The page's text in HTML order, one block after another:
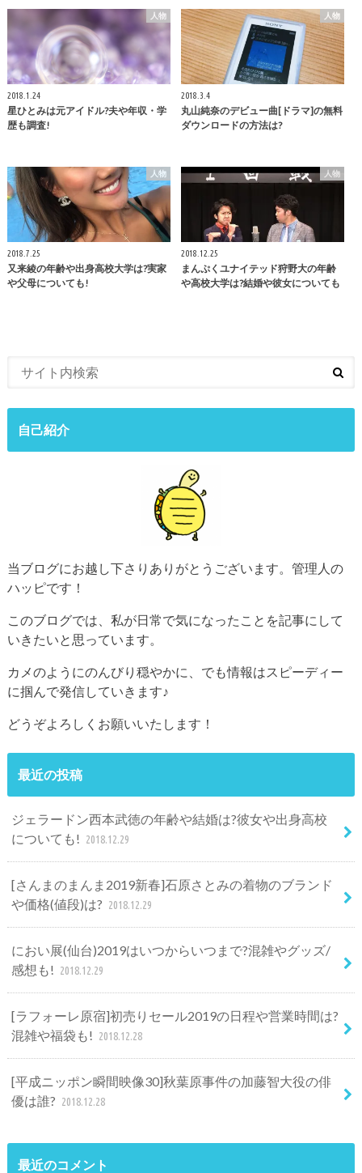
人物
2018.1.24
星ひとみは元アイドル?夫や年収・学
歴も調査!
人物
2018.3.4
丸山純奈のデビュー曲[ドラマ]の無料
ダウンロードの方法は?
人物
2018.7.25
又来綾の年齢や出身高校大学は?実家
や父母についても!
人物
2018.12.25
まんぷくユナイテッド狩野大の年齢
や高校大学は?結婚や彼女についても
自己紹介
当ブログにお越し下さりありがとうございます。管理人の
ハッピです！
このブログでは、私が日常で気になったことを記事にして
いきたいと思っています。
カメのようにのんびり穏やかに、でも情報はスピーディー
に掴んで発信していきます♪
どうぞよろしくお願いいたします！
最近の投稿
ジェラードン西本武徳の年齢や結婚は?彼女や出身高校
についても! 2018.12.29
[さんまのまんま2019新春]石原さとみの着物のブランド
や価格(値段)は? 2018.12.29
におい展(仙台)2019はいつからいつまで?混雑やグッズ/
感想も! 2018.12.29
[ラフォーレ原宿]初売りセール2019の日程や営業時間は?
混雑や福袋も! 2018.12.28
[平成ニッポン瞬間映像30]秋葉原事件の加藤智大役の俳
優は誰? 2018.12.28
最近のコメント